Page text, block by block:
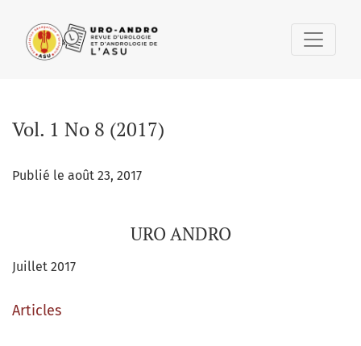
Vol. 1 No 8 (2017)
Publié le août 23, 2017
URO ANDRO
Juillet 2017
Articles